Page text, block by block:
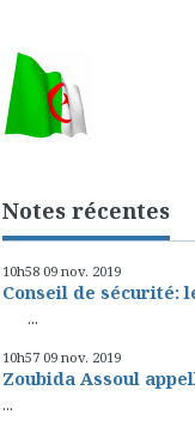
Notes récentes
10h58 09 nov. 2019
Conseil de sécurité:
...
10h57 09 nov. 2019
Zoubida Assoul
...